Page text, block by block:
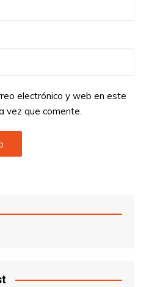
electrónico y web en este
vez que comente.